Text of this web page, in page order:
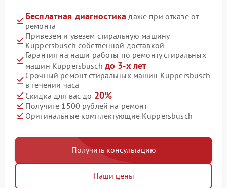
Бесплатная диагностика даже при отказе от
ремонта
Привезем и увезем стиральную машину
Kuppersbusch собственной доставкой
Гарантия на наши работы по ремонту стиральных
машин Kuppersbusch до 3-х лет
Срочный ремонт стиральных машин Kuppersbusch
в течении часа
Скидка для вас до 20%
Получите 1500 рублей на ремонт
Оригинальные комплектующие Kuppersbusch
Получить консультацию
Наши цены